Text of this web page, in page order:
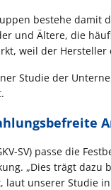
bestehe damit
und Ältere, die
weil der
Studie der
SV) passe die
„Dies trägt
unserer Studie